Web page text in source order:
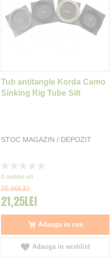
Tub antitangle Korda Camo
Sinking Rig Tube Silt
STOC MAGAZIN / DEPOZIT
0%
0 review-uri
25,00LEI
21,25LEI
Adauga in cos
Adauga in wishlist